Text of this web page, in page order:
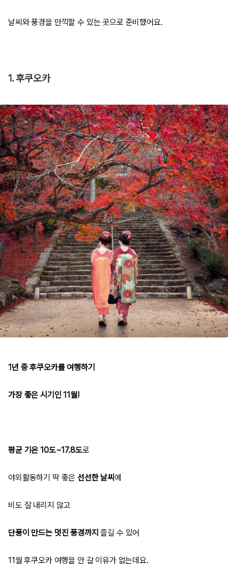
날씨와 풍경을 만끽할 수 있는 곳으로 준비했어요.
1. 후쿠오카
1년 중 후쿠오카를 여행하기
가장 좋은 시기인 11월!
평균 기온 10도~17.8도로
야외활동하기 딱 좋은 선선한 날씨에
비도 잘 내리지 않고
단풍이 만드는 멋진 풍경까지 즐길 수 있어
11월 후쿠오카 여행을 안 갈 이유가 없는데요.